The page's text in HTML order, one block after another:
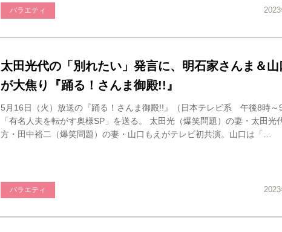
バラエティ
太田光代の「別れたい」発言に、明石家さんま＆山
が大焦り『踊る！さんま御殿!!』
5月16日（火）放送の『踊る！さんま御殿!!』（日本テレビ系 午後8時～9
「有名人夫を転がす奥様SP」を送る。 太田光（爆笑問題）の妻・太田光
方・田中裕二（爆笑問題）の妻・山口もえがテレビ初共演。山口は「…
バラエティ